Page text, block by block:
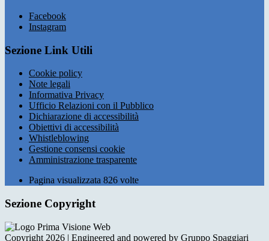
Facebook
Instagram
Sezione Link Utili
Cookie policy
Note legali
Informativa Privacy
Ufficio Relazioni con il Pubblico
Dichiarazione di accessibilità
Obiettivi di accessibilità
Whistleblowing
Gestione consensi cookie
Amministrazione trasparente
Pagina visualizzata 826 volte
Sezione Copyright
Copyright 2026 | Engineered and powered by Gruppo Spaggiari